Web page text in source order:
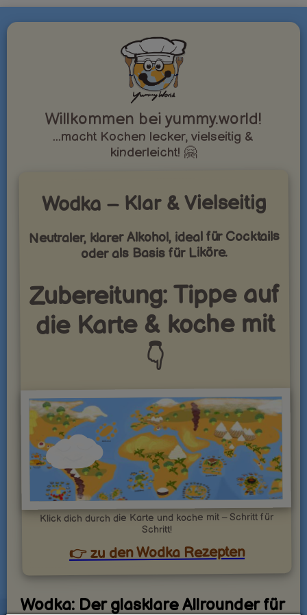
Willkommen bei yummy.world!
...macht Kochen lecker, vielseitig &
kinderleicht! 🤗
Wodka – Klar & Vielseitig
Neutraler, klarer Alkohol, ideal für Cocktails
oder als Basis für Liköre.
Zubereitung: Tippe auf
die Karte & koche mit
👇
Klick dich durch die Karte und koche mit – Schritt für
Schritt!
👉 zu den Wodka Rezepten
Wodka: Der glasklare Allrounder für